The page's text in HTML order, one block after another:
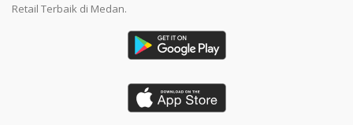
Retail Terbaik di Medan.